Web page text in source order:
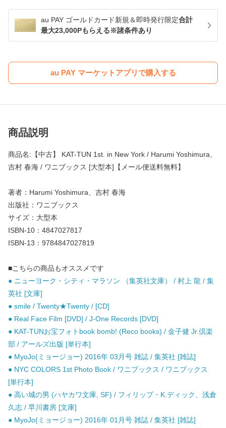
au PAY ゴールドカード新規＆即時発行限定合計
最大23,000Pもらえる※諸条件あり
au PAY マーケットアプリで購入する
商品説明
商品名:【中古】 KAT-TUN 1st. in New York / Harumi Yoshimura、
吉村 春海 / ワニブックス [大型本]【メール便送料無料】
著者：Harumi Yoshimura、吉村 春海
出版社：ワニブックス
サイズ：大型本
ISBN-10：4847027817
ISBN-13：9784847027819
■こちらの商品もオススメです
● ニューヨーク・シティ・マラソン （集英社文庫） / 村上 龍 / 集
英社 [文庫]
● smile / Twenty★Twenty / [CD]
● Real Face Film [DVD] / J-One Records [DVD]
● KAT-TUNお宝フォトbook bomb! (Reco books) / 金子健 Jr.倶楽
部 / アールズ出版 [単行本]
● MyoJo(ミョージョー) 2016年 03月号 雑誌 / 集英社 [雑誌]
● NYC COLORS 1st Photo Book / ワニブックス / ワニブックス
[単行本]
● 高い城の男 (ハヤカワ文庫, SF) / フィリップ・K.ディック、浅倉
久志 / 早川書房 [文庫]
● MyoJo(ミョージョー) 2016年 01月号 雑誌 / 集英社 [雑誌]